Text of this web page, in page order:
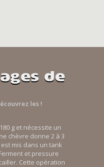
de
les !
g et nécessite un
chèvre donne 2 à 3
mis dans un tank
et pressure
Cette opération